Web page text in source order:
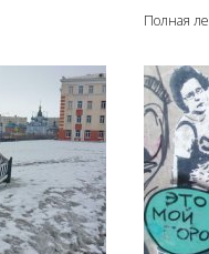
Полная